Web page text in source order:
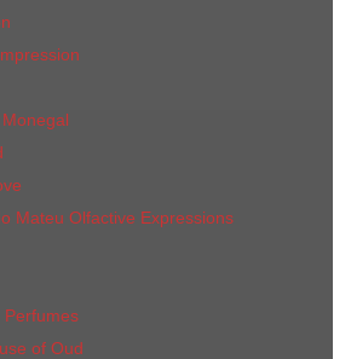
Mateu Olfactive Expressions
of Oud